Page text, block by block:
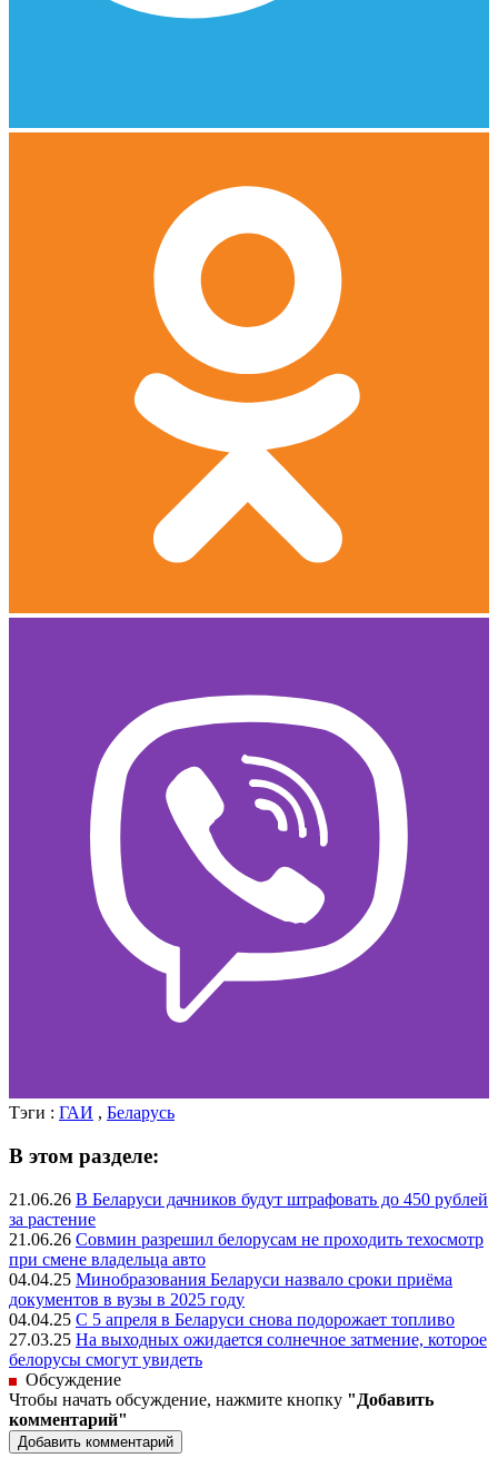
Тэги : ГАИ , Беларусь
В этом разделе:
21.06.26 В Беларуси дачников будут штрафовать до 450 рублей
за растение
21.06.26 Совмин разрешил белорусам не проходить техосмотр
при смене владельца авто
04.04.25 Минобразования Беларуси назвало сроки приёма
документов в вузы в 2025 году
04.04.25 С 5 апреля в Беларуси снова подорожает топливо
27.03.25 На выходных ожидается солнечное затмение, которое
белорусы смогут увидеть
Обсуждение
Чтобы начать обсуждение, нажмите кнопку "Добавить
комментарий"